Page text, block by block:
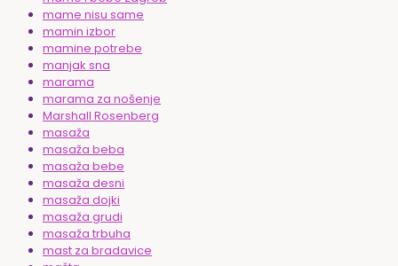
mame nisu same
mamin izbor
mamine potrebe
manjak sna
marama
marama za nošenje
Marshall Rosenberg
masaža
masaža beba
masaža bebe
masaža desni
masaža dojki
masaža grudi
masaža trbuha
mast za bradavice